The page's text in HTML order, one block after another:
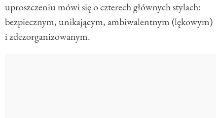
uproszczeniu mówi się o czterech głównych stylach:
bezpiecznym, unikającym, ambiwalentnym (lękowym)
i zdezorganizowanym.